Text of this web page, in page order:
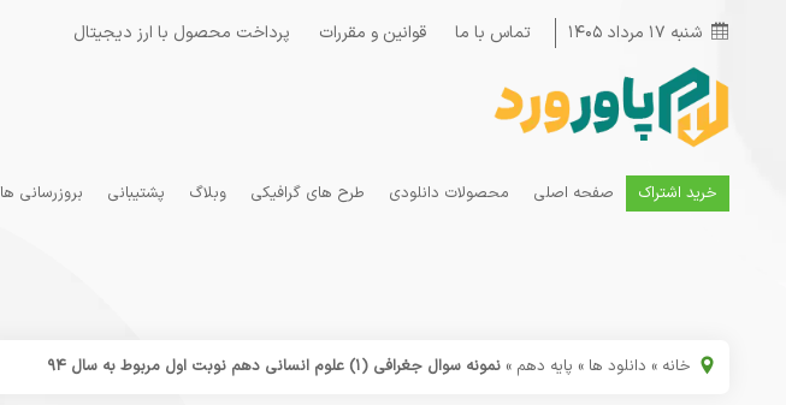
شنبه ۱۷ مرداد ۱۴۰۵ تماس با ما قوانین و مقررات پرداخت محصول با ارز دیجیتال
خرید اشتراک صفحه اصلی محصولات دانلودی طرح های گرافیکی وبلاگ پشتیبانی بروزرسانی ها
خانه » دانلود ها » پایه دهم » نمونه سوال جغرافی (۱) علوم انسانی دهم نوبت اول مربوط به سال ۹۴